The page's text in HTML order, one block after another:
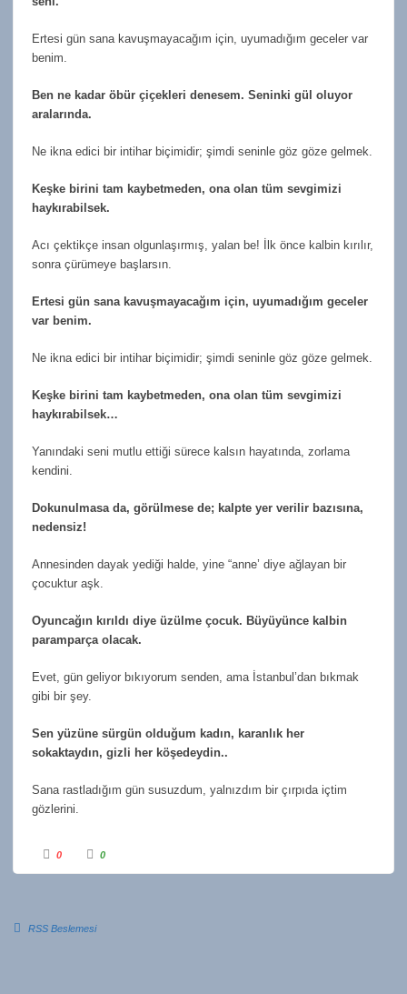
Ertesi gün sana kavuşmayacağım için, uyumadığım geceler var
benim.
Ben ne kadar öbür çiçekleri denesem. Seninki gül oluyor
aralarında.
Ne ikna edici bir intihar biçimidir; şimdi seninle göz göze gelmek.
Keşke birini tam kaybetmeden, ona olan tüm sevgimizi
haykırabilsek.
Acı çektikçe insan olgunlaşırmış, yalan be! İlk önce kalbin kırılır,
sonra çürümeye başlarsın.
Ertesi gün sana kavuşmayacağım için, uyumadığım geceler
var benim.
Ne ikna edici bir intihar biçimidir; şimdi seninle göz göze gelmek.
Keşke birini tam kaybetmeden, ona olan tüm sevgimizi
haykırabilsek…
Yanındaki seni mutlu ettiği sürece kalsın hayatında, zorlama
kendini.
Dokunulmasa da, görülmese de; kalpte yer verilir bazısına,
nedensiz!
Annesinden dayak yediği halde, yine “anne’ diye ağlayan bir
çocuktur aşk.
Oyuncağın kırıldı diye üzülme çocuk. Büyüyünce kalbin
paramparça olacak.
Evet, gün geliyor bıkıyorum senden, ama İstanbul’dan bıkmak
gibi bir şey.
Sen yüzüne sürgün olduğum kadın, karanlık her
sokaktaydın, gizli her köşedeydin..
Sana rastladığım gün susuzdum, yalnızdım bir çırpıda içtim
gözlerini.
0 0
RSS Beslemesi